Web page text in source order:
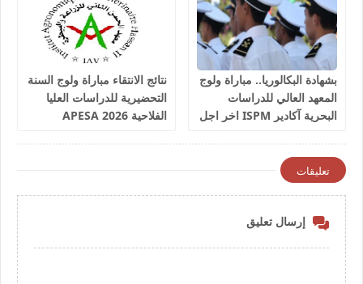
بشهادة البكالوريا.. مباراة ولوج
المعهد العالي للدراسات
البحرية آكادير ISPM اخر اجل
نتائج الانتقاء مباراة ولوج السنة
التحضيرية للدراسات العليا
الفلاحية 2026 APESA
تعليقات
إرسال تعليق